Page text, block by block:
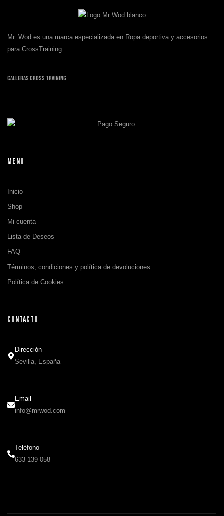
Mr. Wod es una marca especializada en Ropa deportiva y accesorios
para CrossTraining.
Calleras Cross Training
MENU
Inicio
Shop
Mi cuenta
Lista de Deseos
FAQ
Términos, condiciones y política de devoluciones
Política de Cookies
CONTACTO
Dirección
Sevilla, España
Email
info@mrwod.com
Teléfono
633 139 058